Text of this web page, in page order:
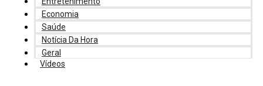
Economia
Saúde
Notícia Da Hora
Geral
Vídeos